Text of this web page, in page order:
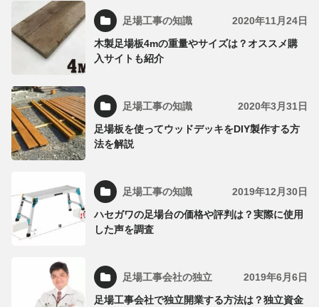
足場工事の知識 2020年11月24日
木製足場板4mの重量やサイズは？オススメ購
入サイトも紹介
足場工事の知識 2020年3月31日
足場板を使ってウッドデッキをDIY製作する方
法を解説
足場工事の知識 2019年12月30日
ハセガワの足場台の価格や評判は？実際に使用
した声を調査
足場工事会社の独立 2019年6月6日
足場工事会社で独立開業する方法は？独立資金